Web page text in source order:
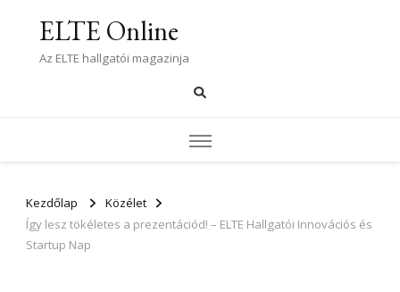
ELTE Online
Az ELTE hallgatói magazinja
Kezdőlap
Közélet
Így lesz tökéletes a prezentációd! – ELTE Hallgatói Innovációs és
Startup Nap